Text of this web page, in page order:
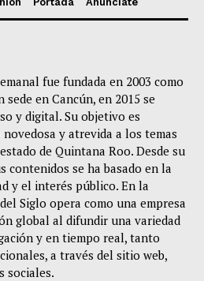
fue fundada en 2003 como
en Cancún, en 2015 se
y digital. Su objetivo es
y atrevida a los temas
de Quintana Roo. Desde su
contenidos se ha basado en la
y el interés público. En la
Siglo opera como una empresa
global al difundir una variedad
y en tiempo real, tanto
a través del sitio web,
sociales.